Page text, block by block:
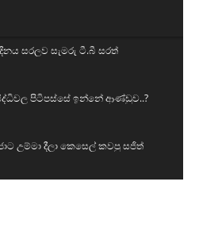
සරලව සැමරු ටී.බී සරත්
පිටිපස්සේ ඉන්නේ ආණ්ඩුව..?
උම්මා දීලා කෙසෙල් කවපු සජිත්